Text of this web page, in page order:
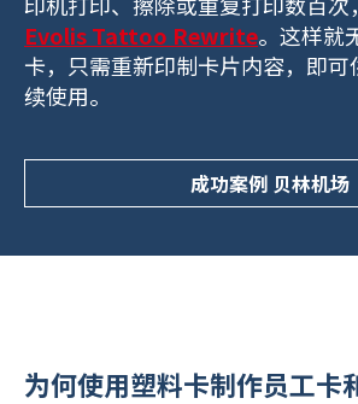
Evolis Tattoo Rewrite。这样就
卡，只需重新印制卡片内容，即可
续使用。
成功案例 贝林机场
为何使用塑料卡制作员工卡